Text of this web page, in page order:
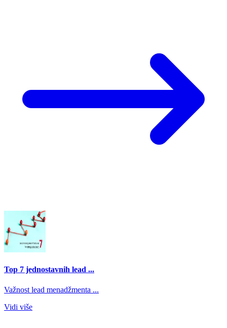
Top 7 jednostavnih lead ...
Važnost lead menadžmenta ...
Vidi više